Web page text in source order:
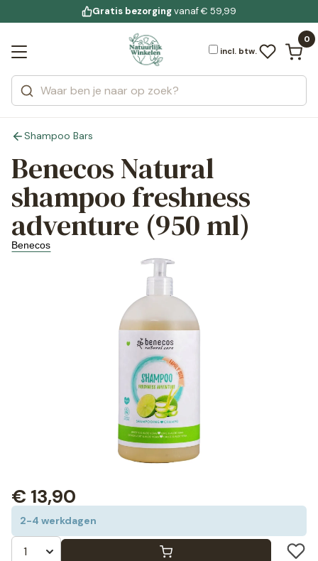
Jouw bewuste leefstijl
voor 19:00 uur besteld
Gratis bezorgingvanaf € 59,99
incl. btw.
0
Zoeken
Categorieën
Merken
Bekijk alle resultaten
Shampoo Bars
Benecos Natural
shampoo freshness
adventure (950 ml)
Benecos
2-4 werkdagen
€ 13,90